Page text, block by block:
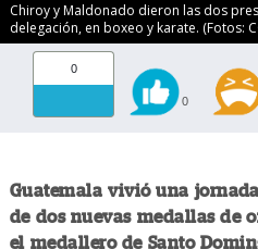
Chiroy y Maldonado dieron las dos
delegación, en boxeo y karate. (Fotos:
0
0
Guatemala vivió una
de dos nuevas medallas de
el medallero de Santo